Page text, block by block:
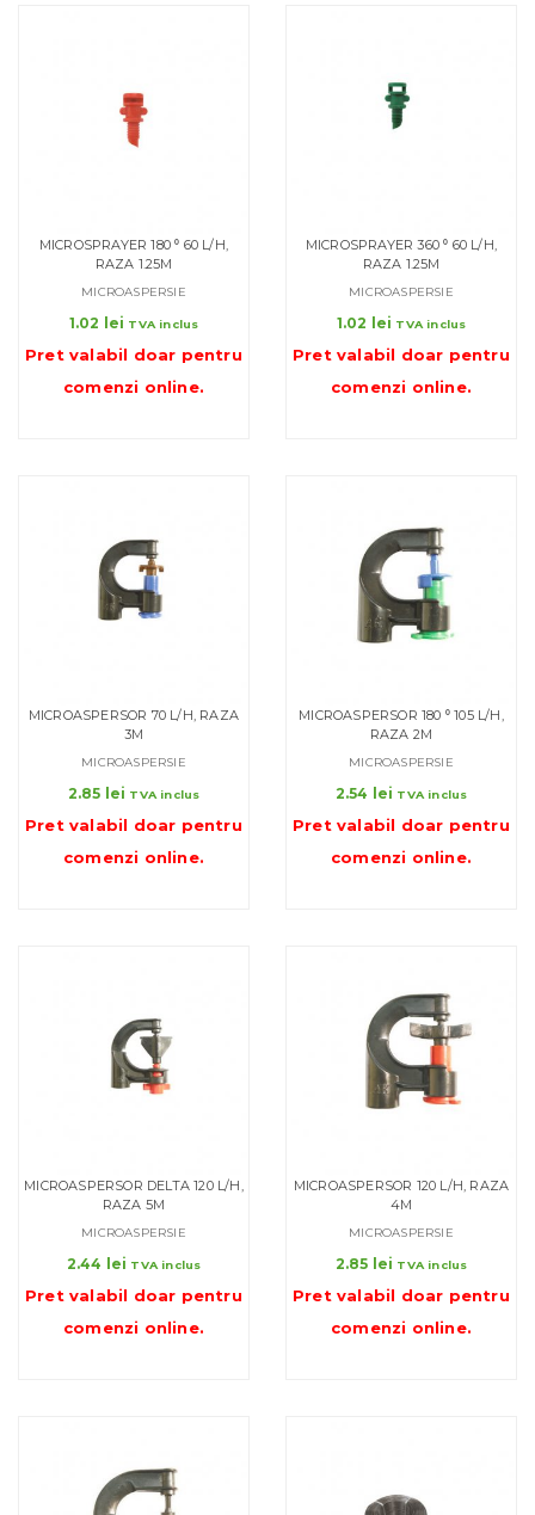
MICROSPRAYER 180 ⁰ 60 L/H,
RAZA 1.25M
MICROASPERSIE
1.02 lei TVA inclus
Pret valabil doar pentru
comenzi online.
MICROSPRAYER 360 ⁰ 60 L/H,
RAZA 1.25M
MICROASPERSIE
1.02 lei TVA inclus
Pret valabil doar pentru
comenzi online.
MICROASPERSOR 70 L/H, RAZA
3M
MICROASPERSIE
2.85 lei TVA inclus
Pret valabil doar pentru
comenzi online.
MICROASPERSOR 180 ⁰ 105 L/H,
RAZA 2M
MICROASPERSIE
2.54 lei TVA inclus
Pret valabil doar pentru
comenzi online.
MICROASPERSOR DELTA 120 L/H,
RAZA 5M
MICROASPERSIE
2.44 lei TVA inclus
Pret valabil doar pentru
comenzi online.
MICROASPERSOR 120 L/H, RAZA
4M
MICROASPERSIE
2.85 lei TVA inclus
Pret valabil doar pentru
comenzi online.